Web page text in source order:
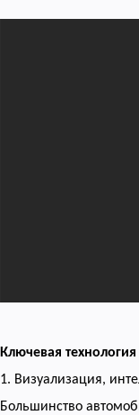
Ключевая
1. Визуализация,
Большинство